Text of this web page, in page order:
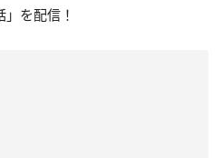
」を配信！